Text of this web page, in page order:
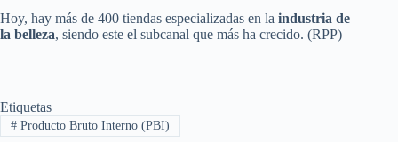
Hoy, hay más de 400 tiendas especializadas en la industria de
la belleza, siendo este el subcanal que más ha crecido. (RPP)
Etiquetas
#Producto Bruto Interno (PBI)